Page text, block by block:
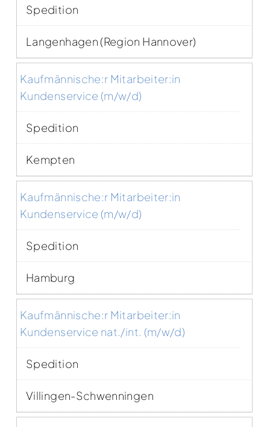
Spedition
Langenhagen (Region Hannover)
Kaufmännische:r Mitarbeiter:in
Kundenservice (m/w/d)
Spedition
Kempten
Kaufmännische:r Mitarbeiter:in
Kundenservice (m/w/d)
Spedition
Hamburg
Kaufmännische:r Mitarbeiter:in
Kundenservice nat./int. (m/w/d)
Spedition
Villingen-Schwenningen